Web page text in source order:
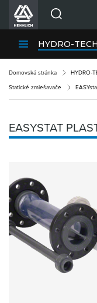
Divízie HENNLICH
Kariéra
Kontakty
Prihlásenie
Nákupný
Partner Zone
HYDRO-TECH
Domovská stránka HYDRO-
Statické zmiešavače
EASYSTAT